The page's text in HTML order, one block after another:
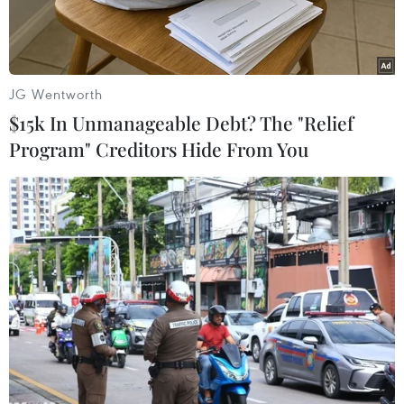
đạo.
Người tị nạn tại Hasahisa, Sudan. (Ảnh: AFP/TTXVN)
Liên minh châu Phi (AU) đã lên án mạnh mẽ
cuộc xung đột đang tiếp diễn ở Sudan, đồng thời
kêu gọi ngừng bắn ngay lập tức và vô điều kiện
JG Wentworth
$15k In Unmanageable Debt? The "Relief
Program" Creditors Hide From You